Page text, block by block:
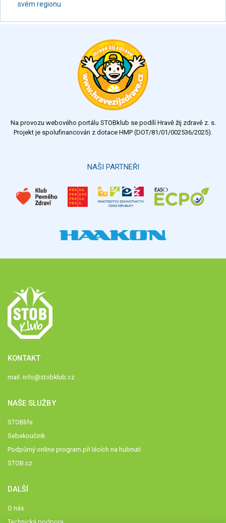
Studená kuchyně, lahůdkářské výrobky
svém regionu
Na provozu webového portálu STOBklub se podílí Hravě žij zdravě z. s.
Projekt je spolufinancován z dotace HMP (DOT/81/01/002536/2025).
NAŠI PARTNEŘI
KONTAKT
mail: info@stobklub.cz
NAŠE SLUŽBY
STOBlife
Sebekoučink
Podpůrný online program při lécích na hubnutí
STOB.cz
DALŠÍ
O nás